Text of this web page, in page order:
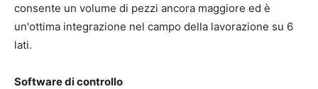
consente un volume di pezzi ancora maggiore ed è
un'ottima integrazione nel campo della lavorazione su 6
lati.
Software di controllo